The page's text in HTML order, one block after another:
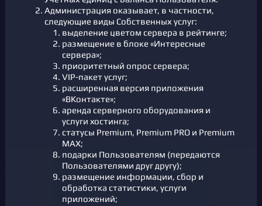
Администрация оказывает, в частности,
следующие виды Собственных услуг:
выделение цветом сервера в рейтинге;
размещение в блоке «Интересные
сервера»;
приоритетный опрос сервера;
VIP-пакет услуг;
расширенная версия приложения
«ВКонтакте»;
аренда серверного оборудования и
услуги хостинга;
статусы Premium, Premium PRO и Premium
MAX;
подарки Пользователям (передаются
Пользователями друг другу);
размещение информации, сбор и
обработка статистики, услуги
приложений;